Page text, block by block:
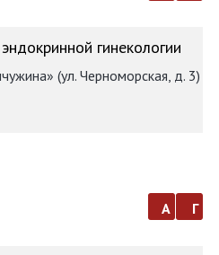
гинекологии
(ул. Черноморская, д. 3)
а г